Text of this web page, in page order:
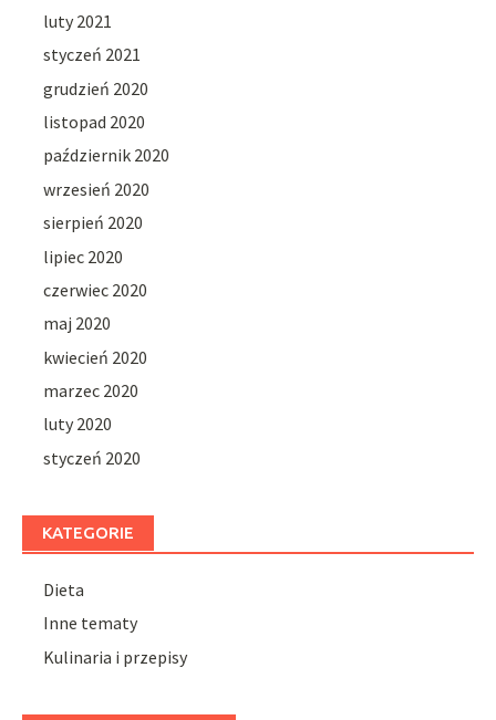
luty 2021
styczeń 2021
grudzień 2020
listopad 2020
październik 2020
wrzesień 2020
sierpień 2020
lipiec 2020
czerwiec 2020
maj 2020
kwiecień 2020
marzec 2020
luty 2020
styczeń 2020
KATEGORIE
Dieta
Inne tematy
Kulinaria i przepisy